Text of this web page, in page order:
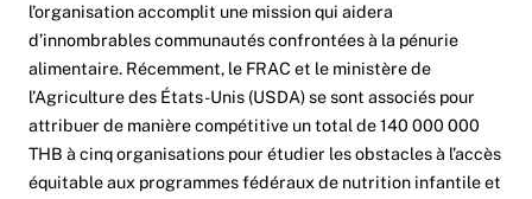
l’organisation accomplit une mission qui aidera
d’innombrables communautés confrontées à la pénurie
alimentaire. Récemment, le FRAC et le ministère de
l’Agriculture des États-Unis (USDA) se sont associés pour
attribuer de manière compétitive un total de 140 000 000
THB à cinq organisations pour étudier les obstacles à l’accès
équitable aux programmes fédéraux de nutrition infantile et